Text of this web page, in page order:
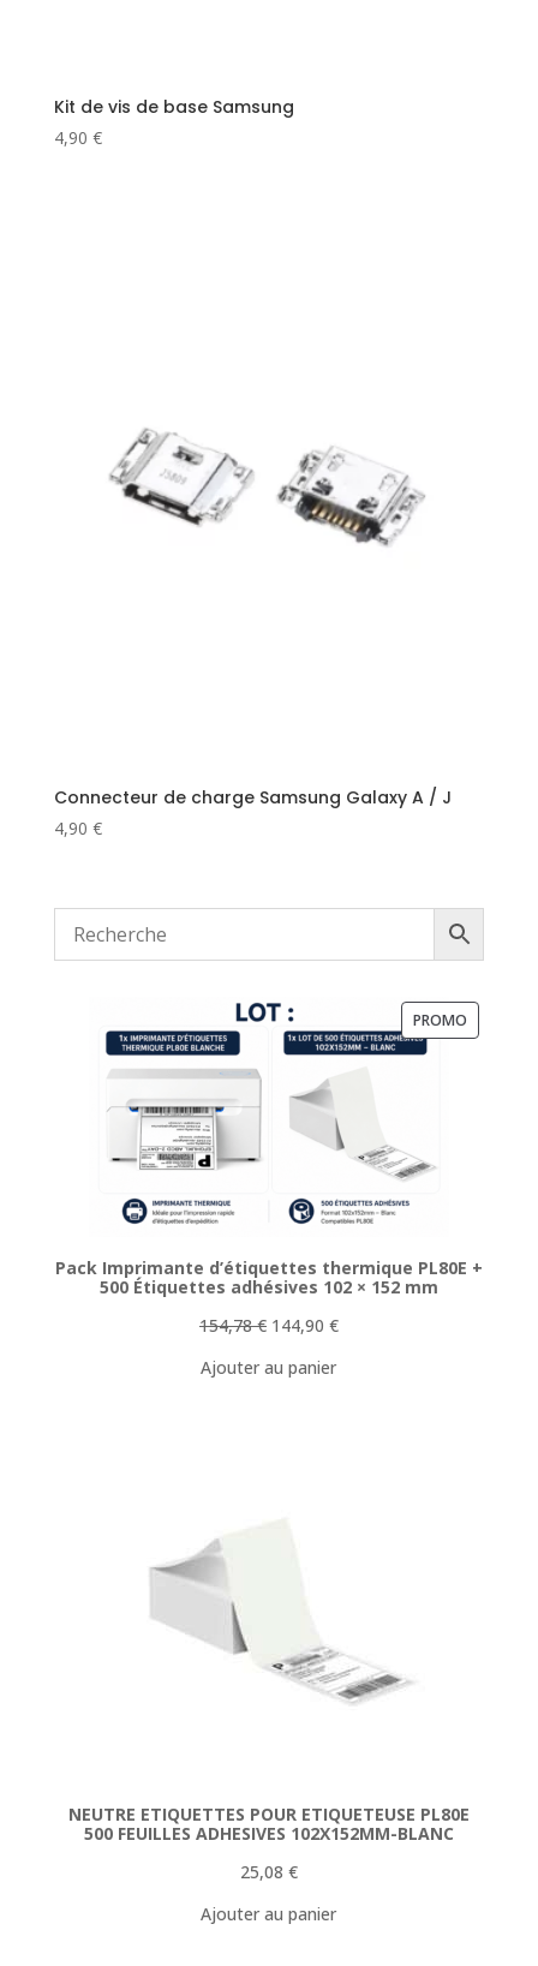
Kit de vis de base Samsung
4,90 €
Connecteur de charge Samsung Galaxy A / J
4,90 €
PROMO
Pack Imprimante d’étiquettes thermique PL80E +
500 Étiquettes adhésives 102 × 152 mm
154,78€ Le
initial
144,90 €Le
Ajouter au panier
NEUTRE ETIQUETTES POUR ETIQUETEUSE PL80E
500 FEUILLES ADHESIVES 102X152MM-BLANC
25,08 €
Ajouter au panier